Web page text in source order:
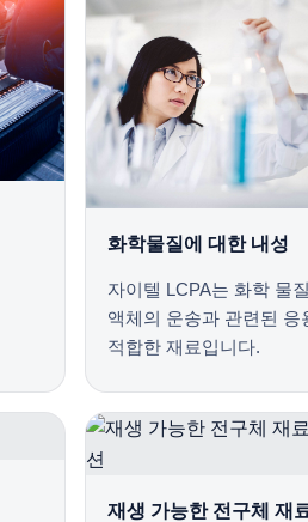
화학물질에 대한 내성
자이텔 LCPA는 화학 물
액체의 운송과 관련된 응
적합한 재료입니다.
재생 가능한 전구체 재